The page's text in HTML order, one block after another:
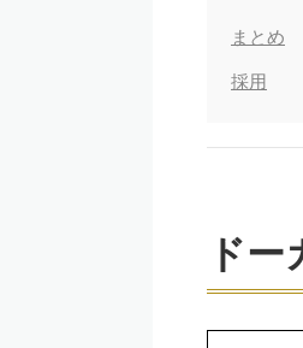
まとめ
採用
ド